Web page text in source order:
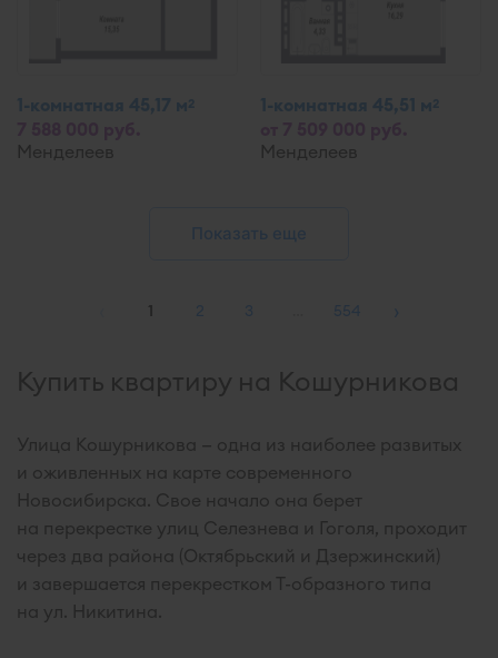
1-комнатная 45,17 м2
Менделеев
1-комнатная 45,51 м2
Менделеев
Показать еще
1 2 3 554 ›
Купить квартиру на Кошурникова
Улица Кошурникова — одна из наиболее развитых
и оживленных на карте современного
Новосибирска. Свое начало она берет
на перекрестке улиц Селезнева и Гоголя, проходит
через два района (Октябрьский и Дзержинский)
и завершается перекрестком Т-образного типа
на ул. Никитина.